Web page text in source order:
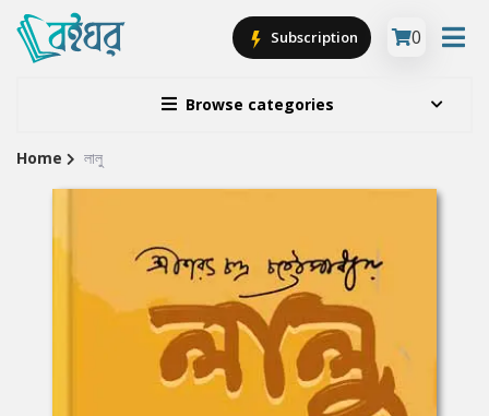
Browse categories
Subscription 0
Site
Home লালু